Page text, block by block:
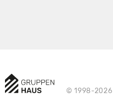
© 1998-2026